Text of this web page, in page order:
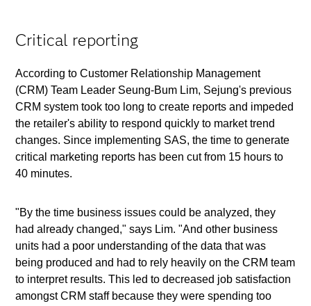
Critical reporting
According to Customer Relationship Management
(CRM) Team Leader Seung-Bum Lim, Sejung's previous
CRM system took too long to create reports and impeded
the retailer's ability to respond quickly to market trend
changes. Since implementing SAS, the time to generate
critical marketing reports has been cut from 15 hours to
40 minutes.
"By the time business issues could be analyzed, they
had already changed," says Lim. "And other business
units had a poor understanding of the data that was
being produced and had to rely heavily on the CRM team
to interpret results. This led to decreased job satisfaction
amongst CRM staff because they were spending too